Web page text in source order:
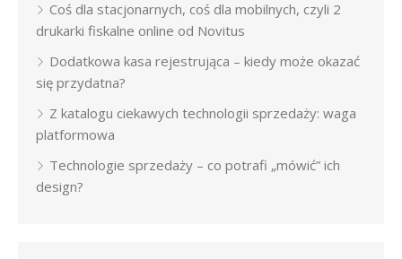
Coś dla stacjonarnych, coś dla mobilnych, czyli 2
drukarki fiskalne online od Novitus
Dodatkowa kasa rejestrująca – kiedy może okazać
się przydatna?
Z katalogu ciekawych technologii sprzedaży: waga
platformowa
Technologie sprzedaży – co potrafi „mówić” ich
design?